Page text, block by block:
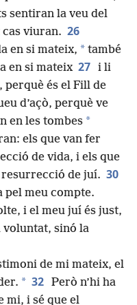
sentiran la veu del
cas viuran. 26
en si mateix, * també
en si mateix 27 i li
és el Fill de
d’açò, perquè ve
en les tombes *
els que van fer
de vida, i els que
de juí. 30
pel meu compte.
i el meu juí és just,
voluntat, sinó la
de mi mateix, el
* 32 Però n’hi ha
mi, i sé que el